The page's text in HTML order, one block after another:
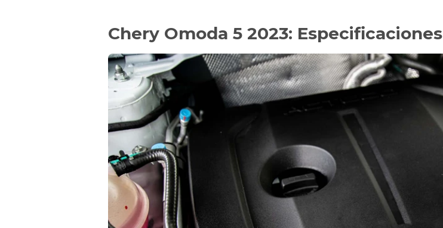
Chery Omoda 5 2023: Especificaciones